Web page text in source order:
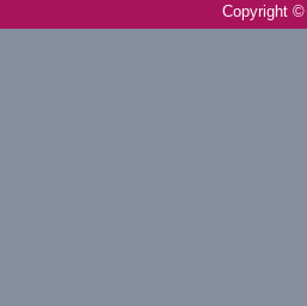
Copyright